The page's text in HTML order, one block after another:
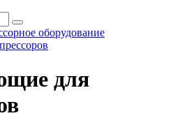
оборудование
для